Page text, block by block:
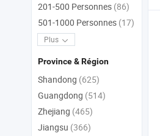
201-500 Personnes (86)
501-1000 Personnes (17)
Plus
Province & Région
Shandong (625)
Guangdong (514)
Zhejiang (465)
Jiangsu (366)